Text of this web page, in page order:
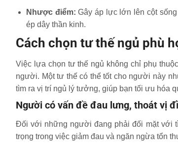
Nhược điểm: Gây áp lực lớn lên cột
ép dây thần kinh.
Cách chọn tư thế ngủ phù
Việc lựa chọn tư thế ngủ không chỉ phụ
người. Một tư thế có thể tốt cho người này
tìm ra vị trí ngủ lý tưởng, giúp bạn tối ưu hóa
Người có vấn đề đau lưng, thoát vị
Đối với những người đang phải đối mặt với
trọng trong việc giảm đau và ngăn ngừa tổn